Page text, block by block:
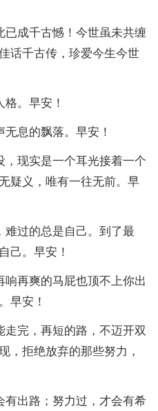
已成千古憾！今世虽未共缠
话千古传，珍爱今生今世
。早安！
息的飘落。早安！
，现实是一个耳光接着一个
疑义，唯有一往无前。早
难过的总是自己。到了最
己。早安！
响再爽的马屁也顶不上你出
早安！
走完，再短的路，不迈开双
，拒绝放弃的那些努力，
有出路；努力过，才会有希